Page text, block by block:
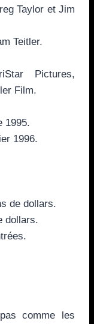
Taylor et Jim
Teitler.
Pictures,
Film.
1995.
1996.
de dollars.
dollars.
comme les